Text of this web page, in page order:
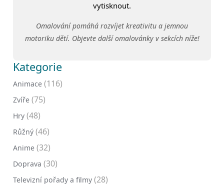
vytisknout.
Omalování pomáhá rozvíjet kreativitu a jemnou
motoriku dětí. Objevte další omalovánky v sekcích níže!
Kategorie
Animace (116)
Zvíře (75)
Hry (48)
Růžný (46)
Anime (32)
Doprava (30)
Televizní pořady a filmy (28)